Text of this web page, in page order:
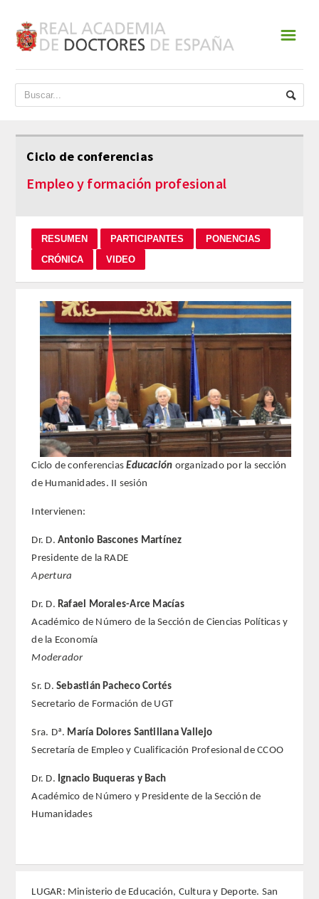
ACADEMIA
DATOS HISTÓRICOS
JUNTA DE GOBIERNO
ESTATUTOS
REGLAMENTO
FUNDACIÓN LIBERADE
ACADÉMICOS
SECCIONES
DERECHO
MEDICINA
CIENCIAS EXPERIMENTALES
CIENCIAS POLíTICAS Y DE LA ECONOMíA
ARQUITECTURA Y BELLAS ARTES
VETERINARIA
☰
Ciclo de conferencias
Empleo y formación profesional
Ciclo de conferenciasEducación organizado por la sección
de Humanidades. II sesión
Intervienen:
Dr. D. Antonio Bascones Martínez
Presidente de la RADE
Apertura
Dr. D. Rafael Morales-Arce Macías
Académico de Número de la Sección de Ciencias Políticas y
de la Economía
Moderador
Sr. D. Sebastián Pacheco Cortés
Secretario de Formación de UGT
Sra. Dª. María Dolores Santillana Vallejo
Secretaría de Empleo y Cualificación Profesional de CCOO
Dr. D. Ignacio Buqueras y Bach
Académico de Número y Presidente de la Sección de
Humanidades
LUGAR: Ministerio de Educación, Cultura y Deporte. San